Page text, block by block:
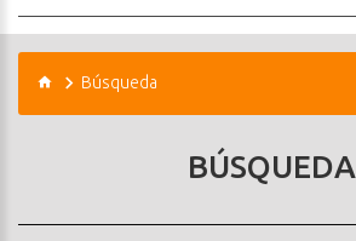
Búsqueda
BÚSQUEDA